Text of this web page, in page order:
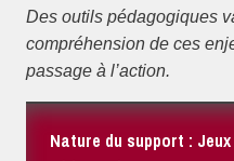
Des outils pédagogiques
compréhension de ces
passage à l’action.
Nature du support : Jeux / Mallettes